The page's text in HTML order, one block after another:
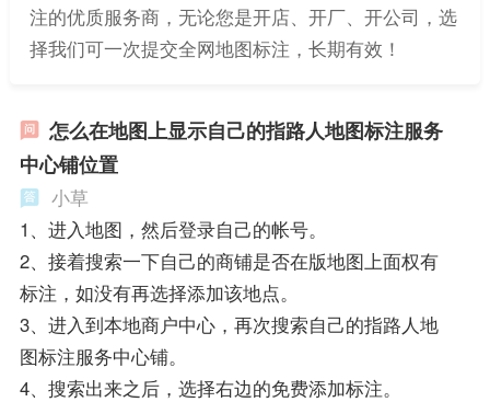
注的优质服务商，无论您是开店、开厂、开公司，选
择我们可一次提交全网地图标注，长期有效！
怎么在地图上显示自己的指路人地图标注服务
中心铺位置
小草
1、进入地图，然后登录自己的帐号。
2、接着搜索一下自己的商铺是否在版地图上面权有
标注，如没有再选择添加该地点。
3、进入到本地商户中心，再次搜索自己的指路人地
图标注服务中心铺。
4、搜索出来之后，选择右边的免费添加标注。